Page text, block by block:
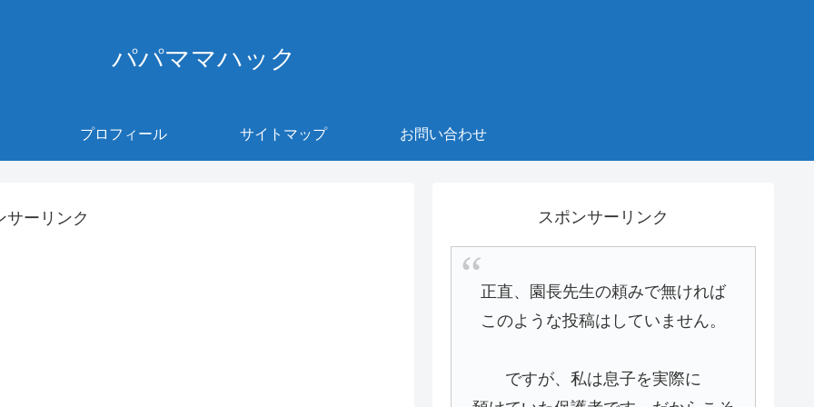
パパママハック
プロフィール サイトマップ お問い合わせ
サーリンク スポンサーリンク
正直、園長先生の頼みで無ければ
このような投稿はしていません。
ですが、私は息子を実際に